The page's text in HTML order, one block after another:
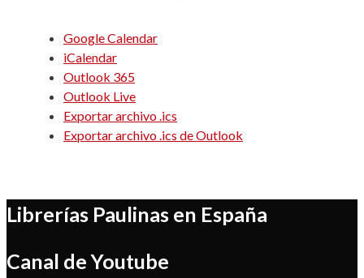
Google Calendar
iCalendar
Outlook 365
Outlook Live
Exportar archivo .ics
Exportar archivo .ics de Outlook
Librerías Paulinas en España
Canal de Youtube